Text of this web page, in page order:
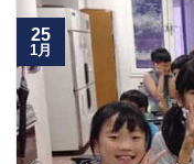
25
1月